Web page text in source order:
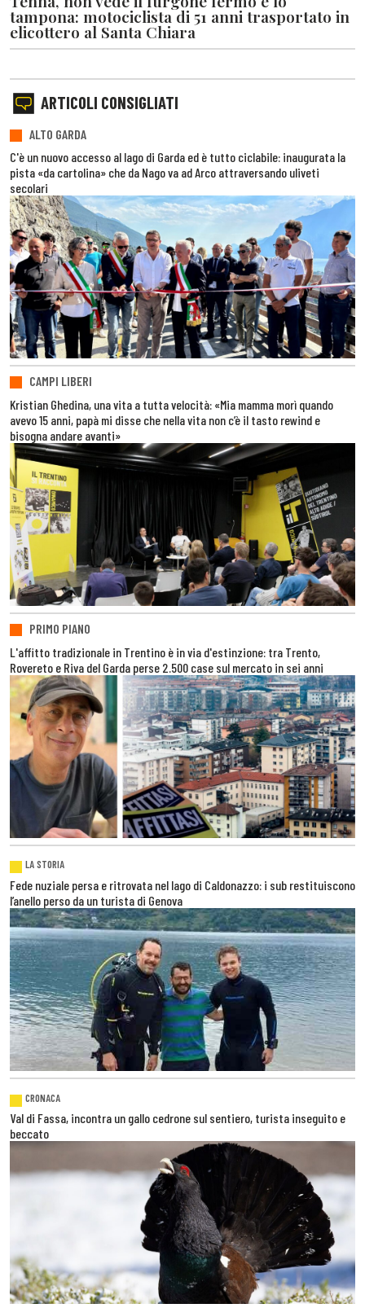
tampona: motociclista di 51 anni trasportato in
elicottero al Santa Chiara
ARTICOLI CONSIGLIATI
ALTO GARDA
C'è un nuovo accesso al lago di Garda ed è tutto ciclabile: inaugurata la
pista «da cartolina» che da Nago va ad Arco attraversando uliveti
secolari
CAMPI LIBERI
Kristian Ghedina, una vita a tutta velocità: «Mia mamma morì quando
avevo 15 anni, papà mi disse che nella vita non c’è il tasto rewind e
bisogna andare avanti»
PRIMO PIANO
L'affitto tradizionale in Trentino è in via d'estinzione: tra Trento,
Rovereto e Riva del Garda perse 2.500 case sul mercato in sei anni
LA STORIA
Fede nuziale persa e ritrovata nel lago di Caldonazzo: i sub restituiscono
l’anello perso da un turista di Genova
CRONACA
Val di Fassa, incontra un gallo cedrone sul sentiero, turista inseguito e
beccato